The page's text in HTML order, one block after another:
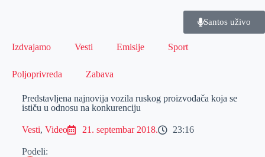
Santos uživo
Izdvajamo Vesti Emisije Sport
Poljoprivreda Zabava
Predstavljena najnovija vozila ruskog proizvođača koja se
ističu u odnosu na konkurenciju
Vesti, Video 21. septembar 2018. 23:16
Podeli: